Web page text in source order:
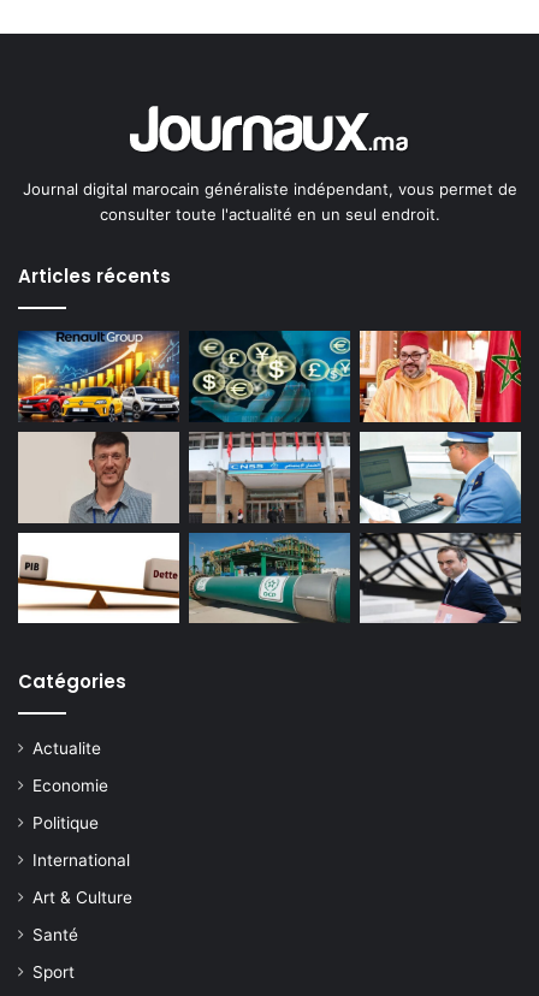
Journal digital marocain généraliste indépendant, vous permet de
consulter toute l'actualité en un seul endroit.
Articles récents
Catégories
Actualite
Economie
Politique
International
Art & Culture
Santé
Sport